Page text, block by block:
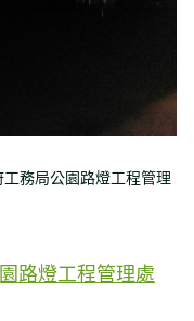
務局公園路燈工程管理
路燈工程管理處